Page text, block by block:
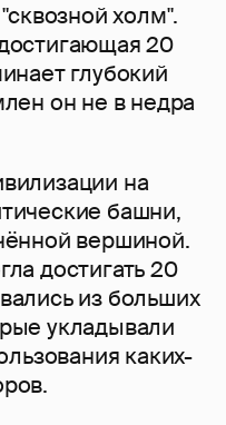
холм".
20
глубокий
он не в недра
на
башни,
вершиной.
достигать 20
из больших
укладывали
каких-